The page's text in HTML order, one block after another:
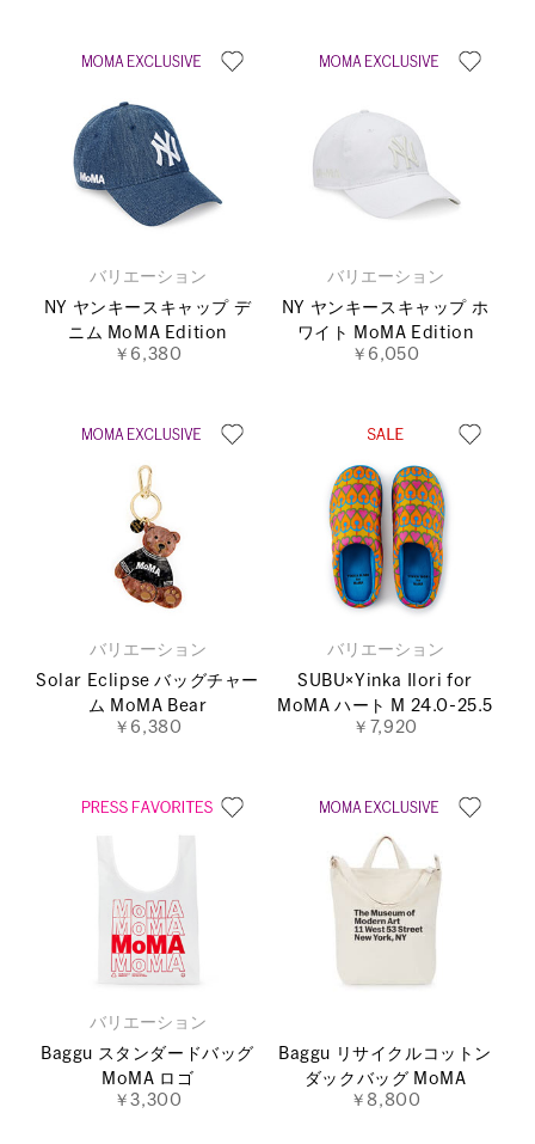
バリエーション
NY ヤンキースキャップ デ
ニム MoMA Edition
￥6,380
バリエーション
NY ヤンキースキャップ ホ
ワイト MoMA Edition
￥6,050
バリエーション
Solar Eclipse バッグチャー
ム MoMA Bear
￥6,380
バリエーション
SUBU×Yinka Ilori for
MoMA ハート M 24.0-25.5
￥7,920
バリエーション
Baggu スタンダードバッグ
MoMA ロゴ
￥3,300
Baggu リサイクルコットン
ダックバッグ MoMA
￥8,800